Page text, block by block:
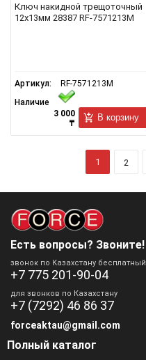
Ключ накидной трещоточный
12х13мм 28387 RF-7571213M
Артикул:
RF-7571213M
Наличие
3 000
₸
В корзину
1 2
Есть вопросы? Звоните!
звонок по Казахстану бесплатный
+7 775 201-90-04
для звонков по Казахстану
+7 (7292) 46 86 37
forceaktau@gmail.com
Полный каталог